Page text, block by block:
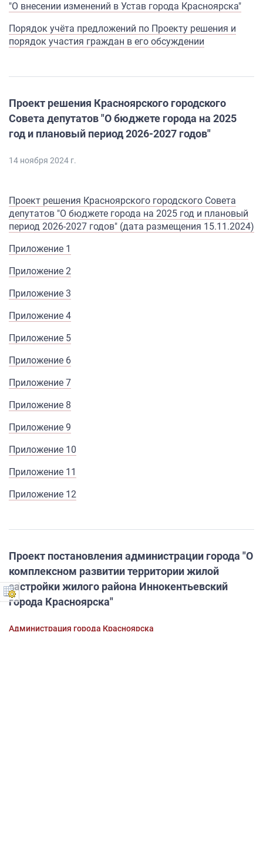
"О внесении изменений в Устав города Красноярска"
Порядок учёта предложений по Проекту решения и
порядок участия граждан в его обсуждении
Проект решения Красноярского городского
Совета депутатов "О бюджете города на 2025
год и плановый период 2026-2027 годов"
14 ноября 2024 г.
Проект решения Красноярского городского Совета
депутатов "О бюджете города на 2025 год и плановый
период 2026-2027 годов" (дата размещения 15.11.2024)
Приложение 1
Приложение 2
Приложение 3
Приложение 4
Приложение 5
Приложение 6
Приложение 7
Приложение 8
Приложение 9
Приложение 10
Приложение 11
Приложение 12
Проект постановления администрации города "О
комплексном развитии территории жилой
застройки жилого района Иннокентьевский
города Красноярска"
Администрация города Красноярска